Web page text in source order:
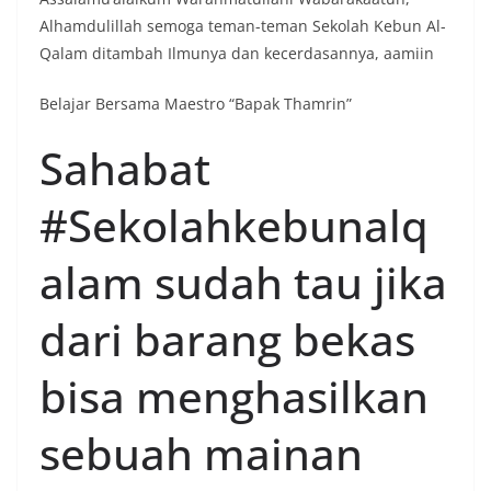
Alhamdulillah semoga teman-teman Sekolah Kebun Al-
Qalam ditambah Ilmunya dan kecerdasannya, aamiin
Belajar Bersama Maestro “Bapak Thamrin”
Sahabat
#Sekolahkebunalq
alam sudah tau jika
dari barang bekas
bisa menghasilkan
sebuah mainan